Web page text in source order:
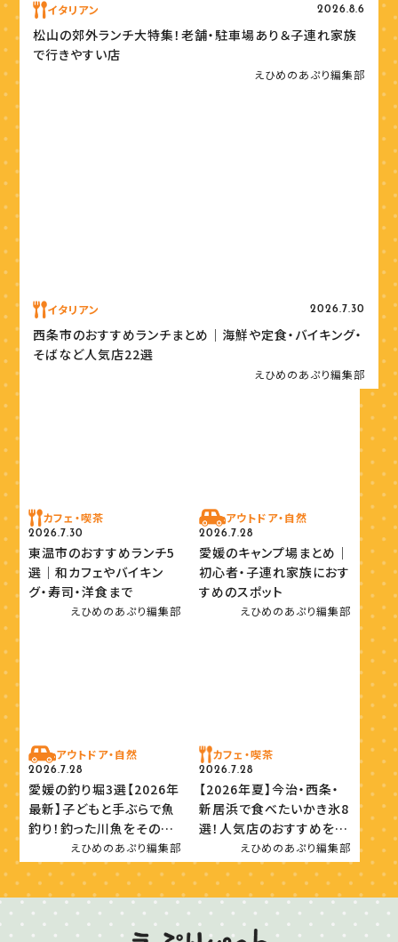
イタリアン 2026.8.6
松山の郊外ランチ大特集！老舗・駐車場あり＆子連れ家族
で行きやすい店
えひめのあぷり編集部
イタリアン 2026.7.30
西条市のおすすめランチまとめ｜海鮮や定食・バイキング・
そばなど人気店22選
えひめのあぷり編集部
カフェ・喫茶
2026.7.30
東温市のおすすめランチ5
選｜和カフェやバイキン
グ・寿司・洋食まで
えひめのあぷり編集部
アウトドア・自然
2026.7.28
愛媛のキャンプ場まとめ｜
初心者・子連れ家族におす
すめのスポット
えひめのあぷり編集部
アウトドア・自然
2026.7.28
愛媛の釣り堀3選【2026年
最新】子どもと手ぶらで魚
釣り！釣った川魚をその場
で味わおうえひめのあぷり編集部
カフェ・喫茶
2026.7.28
【2026年夏】今治・西条・
新居浜で食べたいかき氷8
選！人気店のおすすめを紹
えひめのあぷり編集部